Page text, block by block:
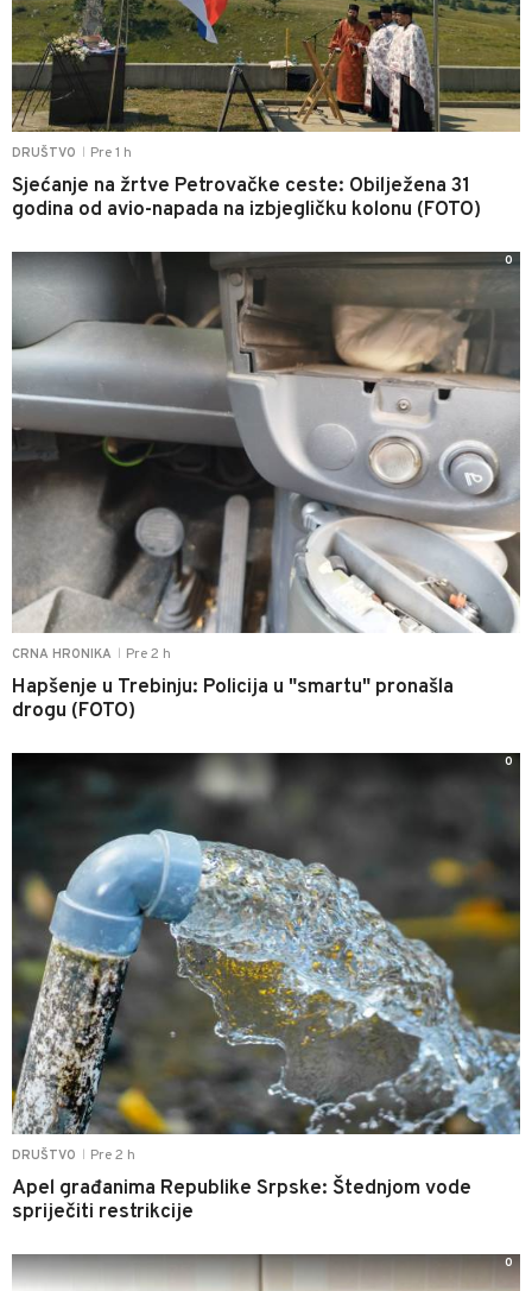
DRUŠTVO Pre 1 h
Sjećanje na žrtve Petrovačke ceste: Obilježena 31
godina od avio-napada na izbjegličku kolonu (FOTO)
CRNA HRONIKA Pre 2 h
Hapšenje u Trebinju: Policija u "smartu" pronašla
drogu (FOTO)
0
DRUŠTVO Pre 2 h
Apel građanima Republike Srpske: Štednjom vode
spriječiti restrikcije
0
0